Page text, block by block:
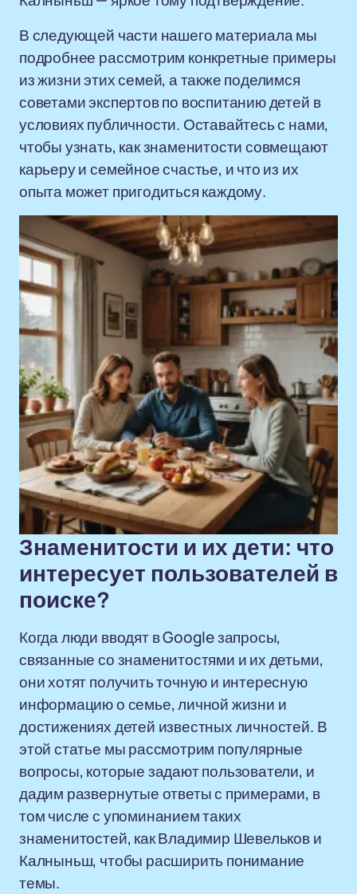
В следующей части нашего материала мы
подробнее рассмотрим конкретные примеры
из жизни этих семей, а также поделимся
советами экспертов по воспитанию детей в
условиях публичности. Оставайтесь с нами,
чтобы узнать, как знаменитости совмещают
карьеру и семейное счастье, и что из их
опыта может пригодиться каждому.
Знаменитости и их дети: что
интересует пользователей в
поиске?
Когда люди вводят в Google запросы,
связанные со знаменитостями и их детьми,
они хотят получить точную и интересную
информацию о семье, личной жизни и
достижениях детей известных личностей. В
этой статье мы рассмотрим популярные
вопросы, которые задают пользователи, и
дадим развернутые ответы с примерами, в
том числе с упоминанием таких
знаменитостей, как Владимир Шевельков и
Калныньш, чтобы расширить понимание
темы.